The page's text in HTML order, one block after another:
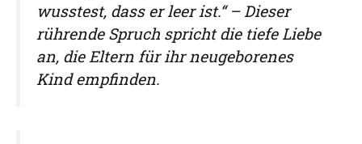
wusstest, dass er leer ist.“ – Dieser
rührende Spruch spricht die tiefe Liebe
an, die Eltern für ihr neugeborenes
Kind empfinden.